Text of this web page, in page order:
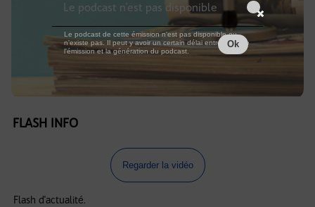
FLASH INFO
Regarder la vidéo
Flash d'actualité.
Le podcast n'est pas disponible
Le podcast de cette émission n'est pas disponible ou
n'existe pas. Il peut y avoir un certain délai entre la fin de
l'émission et la génération du podcast.
Ok